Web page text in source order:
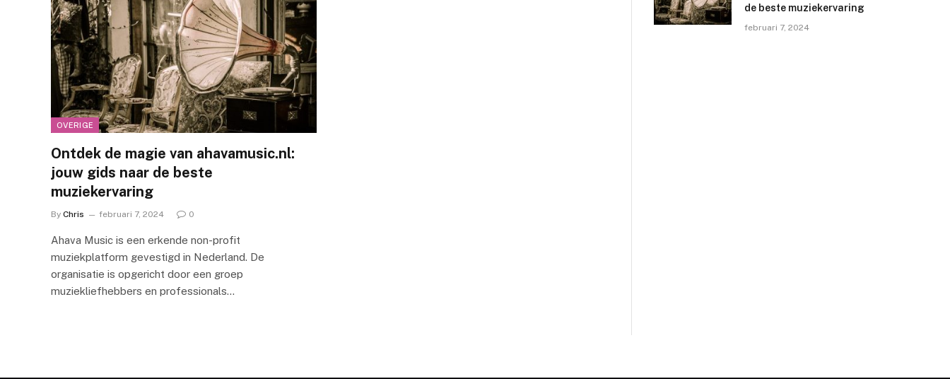
OVERIGE
Ontdek de magie van ahavamusic.nl:
jouw gids naar de beste
muziekervaring
By Chris februari 7, 2024 0
Ahava Music is een erkende non-profit
muziekplatform gevestigd in Nederland. De
organisatie is opgericht door een groep
muziekliefhebbers en professionals…
de beste muziekervaring
februari 7, 2024